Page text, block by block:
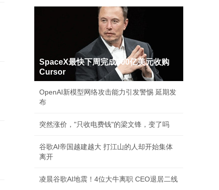
SpaceX最快下周完成600亿美元收购
Cursor
OpenAI新模型网络攻击能力引发警惕 延期发
布
突然涨价，"只收电费钱"的梁文锋，变了吗
谷歌AI帝国越建越大 打江山的人却开始集体
离开
凌晨谷歌AI地震！4位大牛离职 CEO退居二线